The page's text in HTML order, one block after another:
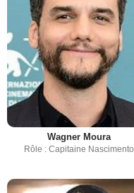
Wagner Moura
Rôle : Capitaine Nascimento